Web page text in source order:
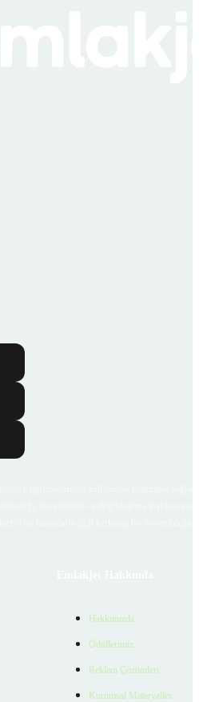
Hakkımızda
Ödüllerimiz
Reklam Çözümleri
Kurumsal Materyaller